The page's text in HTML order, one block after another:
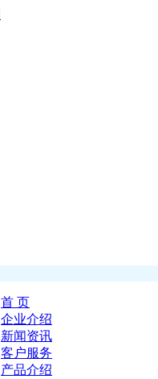
首 页
企业介绍
新闻资讯
客户服务
产品介绍